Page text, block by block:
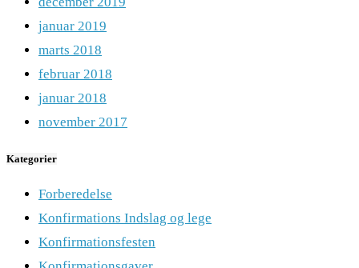
januar 2019
marts 2018
februar 2018
januar 2018
november 2017
Kategorier
Forberedelse
Konfirmations Indslag og lege
Konfirmationsfesten